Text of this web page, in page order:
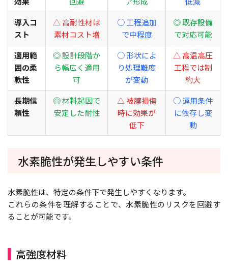
導入コ
スト
△ 高耐性材は
素材コスト増
○ 工程追加
で中程度
◎ 既存設備
で対応可能
適用範
囲の柔
軟性
◎ 設計段階か
ら幅広く適用
可
○ 形状によ
り処理難度
が変動
△ 高温高圧
工程では制
約大
長期信
頼性
◎ 材料起因で
安定した耐性
△ 被膜損傷
時に効果が
低下
○ 運用条件
に依存し変
動
水素脆性が発生しやすい条件
水素脆性は、特定の条件下で発生しやすくなります。
これらの条件を理解することで、水素脆性のリスクを回避す
ることが可能です。
高強度材料